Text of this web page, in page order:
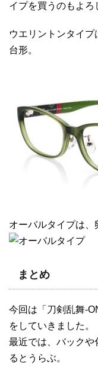
イプを買うのもよろ
ウエリントンタイ
台形。
オーバルタイプは、
まとめ
今回は「刀剣乱舞-
をしていきました。
最近では、バックや
るとうらぶ。